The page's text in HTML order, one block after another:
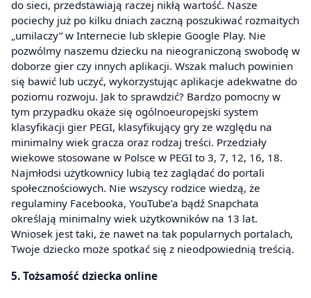
do sieci, przedstawiają raczej nikłą wartość. Nasze
pociechy już po kilku dniach zaczną poszukiwać rozmaitych
„umilaczy” w Internecie lub sklepie Google Play. Nie
pozwólmy naszemu dziecku na nieograniczoną swobodę w
doborze gier czy innych aplikacji. Wszak maluch powinien
się bawić lub uczyć, wykorzystując aplikacje adekwatne do
poziomu rozwoju. Jak to sprawdzić? Bardzo pomocny w
tym przypadku okaże się ogólnoeuropejski system
klasyfikacji gier PEGI, klasyfikujący gry ze względu na
minimalny wiek gracza oraz rodzaj treści. Przedziały
wiekowe stosowane w Polsce w PEGI to 3, 7, 12, 16, 18.
Najmłodsi użytkownicy lubią też zaglądać do portali
społecznościowych. Nie wszyscy rodzice wiedzą, że
regulaminy Facebooka, YouTube’a bądź Snapchata
określają minimalny wiek użytkowników na 13 lat.
Wniosek jest taki, że nawet na tak popularnych portalach,
Twoje dziecko może spotkać się z nieodpowiednią treścią.
5. Tożsamość dziecka online